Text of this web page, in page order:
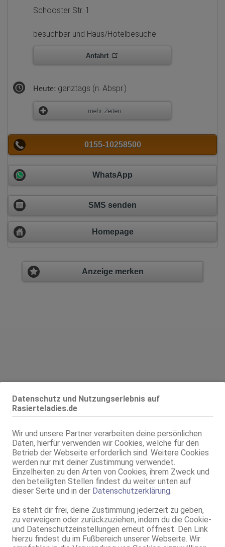
Datenschutz und Nutzungserlebnis auf
Rasierteladies.de
Wir und unsere Partner verarbeiten deine persönlichen
Daten, hierfür verwenden wir Cookies, welche für den
Betrieb der Webseite erforderlich sind. Weitere Cookies
werden nur mit deiner Zustimmung verwendet.
Einzelheiten zu den Arten von Cookies, ihrem Zweck und
den beteiligten Stellen findest du weiter unten auf
dieser Seite und in der Datenschutzerklärung.
Es steht dir frei, deine Zustimmung jederzeit zu geben,
zu verweigern oder zurückzuziehen, indem du die Cookie-
und Datenschutzeinstellungen erneut öffnest. Den Link
hierzu findest du im Fußbereich unserer Webseite. Wir
Schooster Str. 1
besuchbar und Haus/Hotelbesuche
Anfahrt
Heute: ganztags (n. Abspr.)
mehr Zeiten
0155-10258500
WhatsApp
SMS senden
Homepage
Anzeige merken
Alter: 41 Jahre
Geschlecht:
Oberweite: 85 F, weich, natur
Typ: osteuropäisch
Herkunft: Polen
KF: 44
Schuhgröße: 37
Intimbereich: total rasiert
Haare: blond, kinnlang
Augen: blau-grau
Haut: mittel
Sprachen:
Deutsch